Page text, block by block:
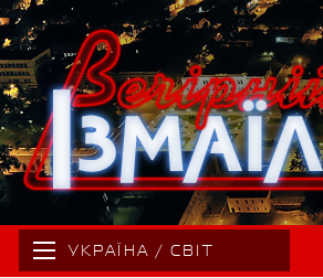
УКРАЇНА / СВІТ